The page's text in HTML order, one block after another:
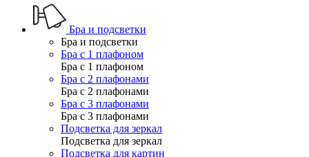
Бра и подсветки
Бра и подсветки
Бра с 1 плафоном
Бра с 1 плафоном
Бра с 2 плафонами
Бра с 2 плафонами
Бра с 3 плафонами
Бра с 3 плафонами
Подсветка для зеркал
Подсветка для зеркал
Подсветка для картин